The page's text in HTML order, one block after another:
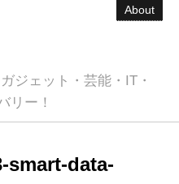
About
ジェット・芸能・IT・
リー！
smart-data-